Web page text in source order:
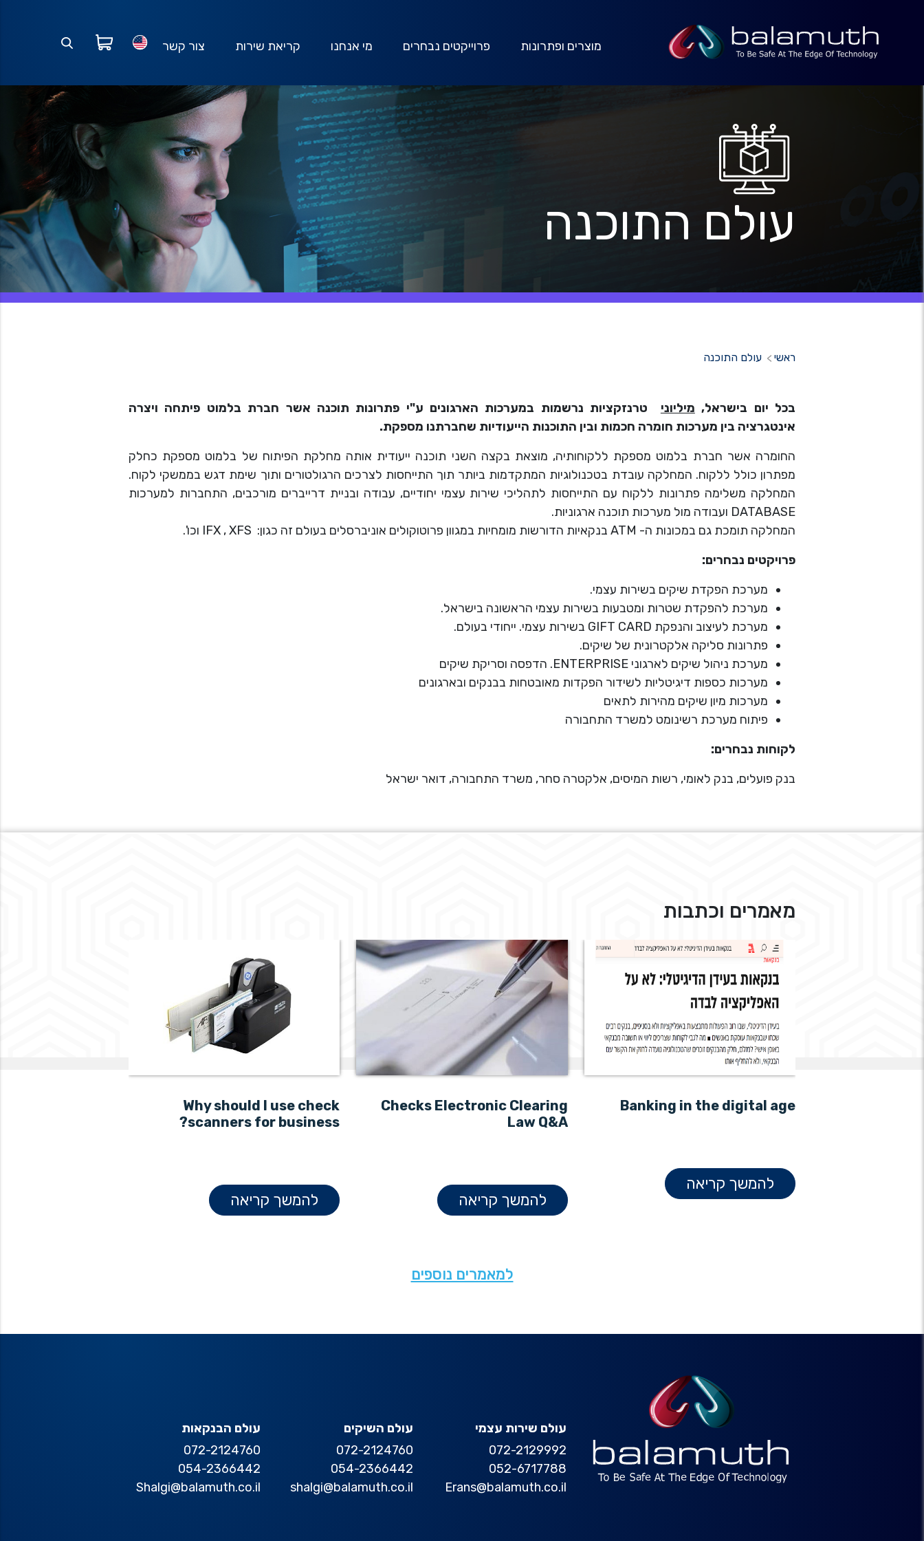
מוצרים ופתרונות פרוייקטים נבחרים מי אנחנו קריאת שירות צור קשר
עולם התוכנה
ראשי עולם התוכנה
בכל יום בישראל, מיליוני טרנזקציות נרשמות במערכות הארגונים ע"י פתרונות תוכנה אשר חברת בלמוט פיתחה ויצרה
אינטגרציה בין מערכות חומרה חכמות ובין התוכנות הייעודיות שחברתנו מספקת.
החומרה אשר חברת בלמוט מספקת ללקוחותיה, מוצאת בקצה השני תוכנה ייעודית אותה מחלקת הפיתוח של בלמוט מספקת כחלק
מפתרון כולל ללקוח. המחלקה עובדת בטכנולוגיות המתקדמות ביותר תוך התייחסות לצרכים הרגולטורים ותוך שימת דגש בממשקי לקוח.
המחלקה משלימה פתרונות ללקוח עם התייחסות לתהליכי שירות עצמי יחודיים, עבודה ובניית דרייברים מורכבים, התחברות למערכות
DATABASE ועבודה מול מערכות תוכנה ארגוניות.
המחלקה תומכת גם במכונות ה- ATM בנקאיות הדורשות מומחיות במגוון פרוטוקולים אוניברסלים בעולם זה כגון: IFX , XFS וכו'.
פרויקטים נבחרים:
מערכת הפקדת שיקים בשירות עצמי.
מערכת להפקדת שטרות ומטבעות בשירות עצמי הראשונה בישראל.
מערכת לעיצוב והנפקת GIFT CARD בשירות עצמי. ייחודי בעולם.
פתרונות סליקה אלקטרונית של שיקים.
מערכת ניהול שיקים לארגוני ENTERPRISE. הדפסה וסריקת שיקים
מערכות כספות דיגיטליות לשידור הפקדות מאובטחות בבנקים ובארגונים
מערכות מיון שיקים מהירות לתאים
פיתוח מערכת רשינומט למשרד התחבורה
לקוחות נבחרים:
בנק פועלים, בנק לאומי, רשות המיסים, אלקטרה סחר, משרד התחבורה, דואר ישראל
מאמרים וכתבות
Banking in the digital age
להמשך קריאה
Checks Electronic Clearing
Law Q&A
להמשך קריאה
Why should I use check
scanners for business?
להמשך קריאה
למאמרים נוספים
עולם שירות עצמי
072-2129992
052-6717788
Erans@balamuth.co.il
עולם השיקים
072-2124760
054-2366442
shalgi@balamuth.co.il
עולם הבנקאות
072-2124760
054-2366442
Shalgi@balamuth.co.il